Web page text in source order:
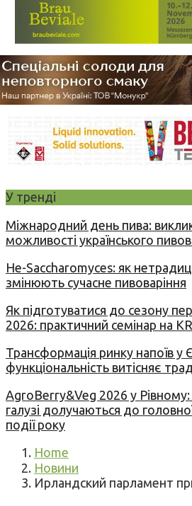
У тренді
Міжнародний день пива:
можливості українського
Не-Saccharomyces: як
змінюють сучасне пивоваріння
Як підготуватися до сезону
2026: практичний семінар на
Трансформація ринку напоїв у
функціональність витісняє
AgroBerry&Veg 2026 у Рівному:
галузі долучаються до
події року
Home
Новини
Ирландский парламент